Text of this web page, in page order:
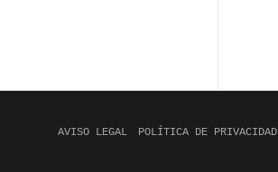
AVISO LEGAL POLÍTICA DE PRIVACIDAD